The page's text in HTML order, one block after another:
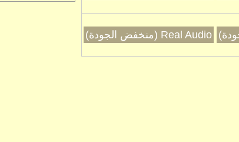
Real Audio (منخفض الجودة)